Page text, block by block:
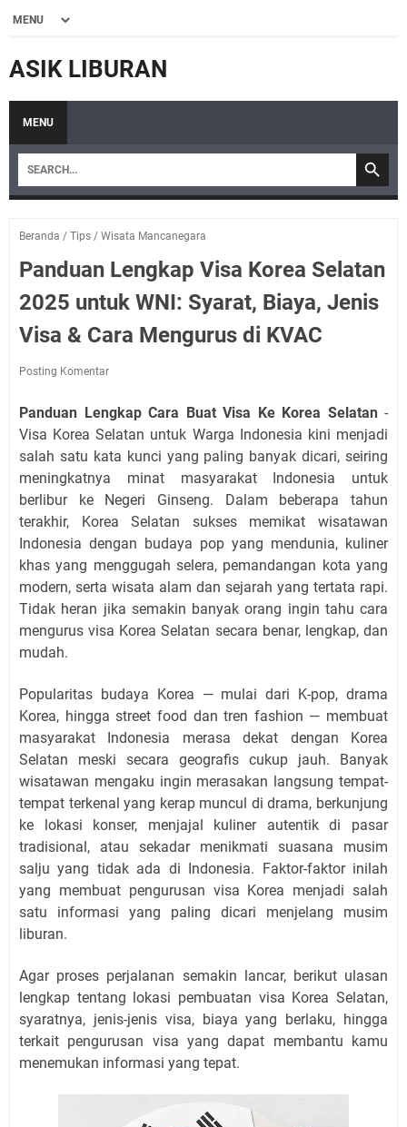
ASIK LIBURAN
MENU
Beranda / Tips / Wisata Mancanegara
Panduan Lengkap Visa Korea Selatan
2025 untuk WNI: Syarat, Biaya, Jenis
Visa & Cara Mengurus di KVAC
Posting Komentar
Panduan Lengkap Cara Buat Visa Ke Korea Selatan-
Visa Korea Selatan untuk Warga Indonesia kini menjadi
salah satu kata kunci yang paling banyak dicari, seiring
meningkatnya minat masyarakat Indonesia untuk
berlibur ke Negeri Ginseng. Dalam beberapa tahun
terakhir, Korea Selatan sukses memikat wisatawan
Indonesia dengan budaya pop yang mendunia, kuliner
khas yang menggugah selera, pemandangan kota yang
modern, serta wisata alam dan sejarah yang tertata rapi.
Tidak heran jika semakin banyak orang ingin tahu cara
mengurus visa Korea Selatan secara benar, lengkap, dan
mudah.
Popularitas budaya Korea — mulai dari K-pop, drama
Korea, hingga street food dan tren fashion — membuat
masyarakat Indonesia merasa dekat dengan Korea
Selatan meski secara geografis cukup jauh. Banyak
wisatawan mengaku ingin merasakan langsung tempat-
tempat terkenal yang kerap muncul di drama, berkunjung
ke lokasi konser, menjajal kuliner autentik di pasar
tradisional, atau sekadar menikmati suasana musim
salju yang tidak ada di Indonesia. Faktor-faktor inilah
yang membuat pengurusan visa Korea menjadi salah
satu informasi yang paling dicari menjelang musim
liburan.
Agar proses perjalanan semakin lancar, berikut ulasan
lengkap tentang lokasi pembuatan visa Korea Selatan,
syaratnya, jenis-jenis visa, biaya yang berlaku, hingga
terkait pengurusan visa yang dapat membantu kamu
menemukan informasi yang tepat.